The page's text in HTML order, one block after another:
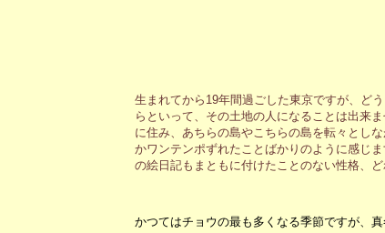
生まれてから19年間過ごした東京ですが、ど
らといって、その土地の人になることは出来
に住み、あちらの島やこちらの島を転々とし
かワンテンポずれたことばかりのように感じ
の絵日記もまともに付けたことのない性格、
かつてはチョウの最も多くなる季節ですが、